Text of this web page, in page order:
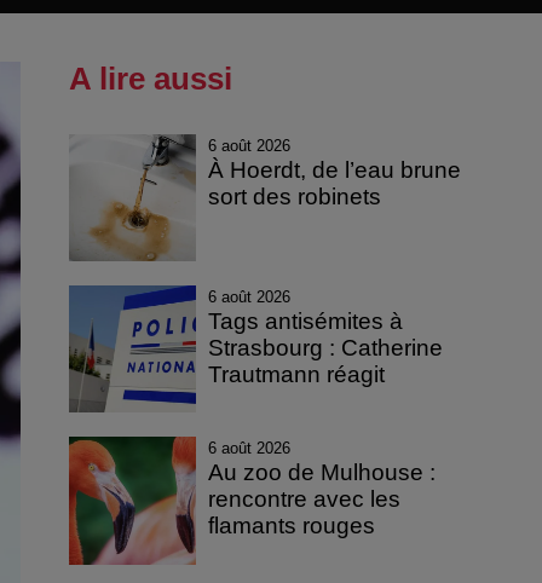
A lire aussi
6 août 2026
À Hoerdt, de l’eau brune
sort des robinets
6 août 2026
Tags antisémites à
Strasbourg : Catherine
Trautmann réagit
6 août 2026
Au zoo de Mulhouse :
rencontre avec les
flamants rouges